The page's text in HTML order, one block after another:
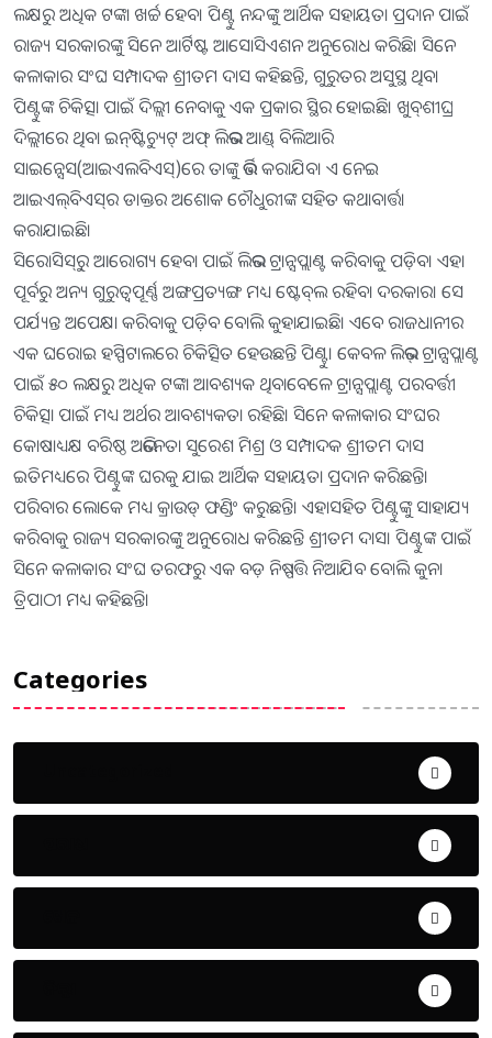
ଲକ୍ଷରୁ ଅଧିକ ଟଙ୍କା ଖର୍ଚ୍ଚ ହେବ। ପିଣ୍ଟୁ ନନ୍ଦଙ୍କୁ ଆର୍ଥିକ ସହାୟତା ପ୍ରଦାନ ପାଇଁ
ରାଜ୍ୟ ସରକାରଙ୍କୁ ସିନେ ଆର୍ଟିଷ୍ଟ ଆସୋସିଏଶନ ଅନୁରୋଧ କରିଛି। ସିନେ
କଳାକାର ସଂଘ ସମ୍ପାଦକ ଶ୍ରୀତମ ଦାସ କହିଛନ୍ତି, ଗୁରୁତର ଅସୁସ୍ଥ ଥିବା
ପିଣ୍ଟୁଙ୍କ ଚିକିତ୍ସା ପାଇଁ ଦିଲ୍ଲୀ ନେବାକୁ ଏକ ପ୍ରକାର ସ୍ଥିର ହୋଇଛି। ଖୁବ୍‌ଶୀଘ୍ର
ଦିଲ୍ଲୀରେ ଥିବା ଇନ୍‌ଷ୍ଟିଚ୍ୟୁଟ୍‌ ଅଫ୍‌ ଲିଭର ଆଣ୍ଡ୍‌ ବିଲିଆରି
ସାଇନ୍ସେସ(ଆଇଏଲବିଏସ୍‌)ରେ ତାଙ୍କୁ ଭର୍ତ୍ତି କରାଯିବ। ଏ ନେଇ
ଆଇଏଲ୍‌ବିଏସ୍‌ର ଡାକ୍ତର ଅଶୋକ ଚୌଧୁରୀଙ୍କ ସହିତ କଥାବାର୍ତ୍ତା
କରାଯାଇଛି।
ସିରୋସିସ୍‌ରୁ୍‌ ଆରୋଗ୍ୟ ହେବା ପାଇଁ ଲିଭର ଟ୍ରାନ୍ସପ୍ଲାଣ୍ଟ କରିବାକୁ ପଡ଼ିବ। ଏହା
ପୂର୍ବରୁ ଅନ୍ୟ ଗୁରୁତ୍ୱପୂର୍ଣ୍ଣ ଅଙ୍ଗପ୍ରତ୍ୟଙ୍ଗ ମଧ୍ୟ ଷ୍ଟେବ୍‌ଲ ରହିବା ଦରକାର। ସେ
ପର୍ଯ୍ୟନ୍ତ ଅପେକ୍ଷା କରିବାକୁ ପଡ଼ିବ ବୋଲି କୁହାଯାଇଛି। ଏବେ ରାଜଧାନୀର
ଏକ ଘରୋଇ ହସ୍ପିଟାଲରେ ଚିକିତ୍ସିତ ହେଉଛନ୍ତି ପିଣ୍ଟୁ। କେବଳ ଲିଭର୍‌ ଟ୍ରାନ୍ସପ୍ଲାଣ୍ଟ
ପାଇଁ ୫୦ ଲକ୍ଷରୁ ଅଧିକ ଟଙ୍କା ଆବଶ୍ୟକ ଥିବାବେଳେ ଟ୍ରାନ୍ସପ୍ଲାଣ୍ଟ ପରବର୍ତ୍ତୀ
ଚିକିତ୍ସା ପାଇଁ ମଧ୍ୟ ଅର୍ଥର ଆବଶ୍ୟକତା ରହିଛି। ସିନେ କଳାକାର ସଂଘର
କୋଷାଧ୍ୟକ୍ଷ ବରିଷ୍ଠ ଅଭିନେତା ସୁରେଶ ମିଶ୍ର ଓ ସମ୍ପାଦକ ଶ୍ରୀତମ ଦାସ
ଇତିମଧ୍ୟରେ ପିଣ୍ଟୁଙ୍କ ଘରକୁ ଯାଇ ଆର୍ଥିକ ସହାୟତା ପ୍ରଦାନ କରିଛନ୍ତି।
ପରିବାର ଲୋକେ ମଧ୍ୟ କ୍ରାଉଡ୍‌ ଫଣ୍ଡିଂ କରୁଛନ୍ତି। ଏହାସହିତ ପିଣ୍ଟୁଙ୍କୁ ସାହାଯ୍ୟ
କରିବାକୁ ରାଜ୍ୟ ସରକାରଙ୍କୁ ଅନୁରୋଧ କରିଛନ୍ତି ଶ୍ରୀତମ ଦାସ। ପିଣ୍ଟୁଙ୍କ ପାଇଁ
ସିନେ କଳାକାର ସଂଘ ତରଫରୁ ଏକ ବଡ଼ ନିଷ୍ପତ୍ତି ନିଆଯିବ ବୋଲି କୁନା
ତ୍ରିପାଠୀ ମଧ୍ୟ କହିଛନ୍ତି।
Categories